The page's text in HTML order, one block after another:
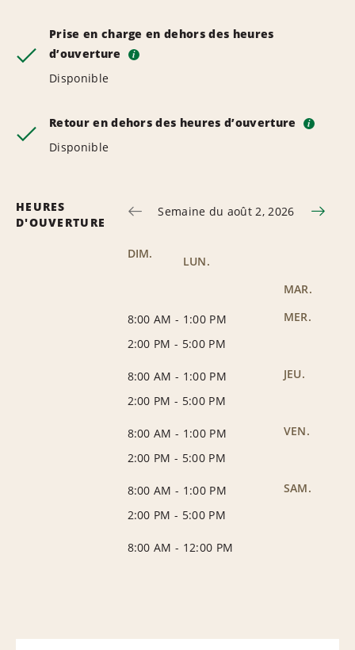
Prise en charge en dehors des heures
d’ouverture
i
Disponible
Retour en dehors des heures d’ouverture i
Disponible
HEURES
D'OUVERTURE
Semaine du août 2, 2026
DIM.
LUN.
MAR.
8:00 AM - 1:00 PM
2:00 PM - 5:00 PM
MER.
8:00 AM - 1:00 PM
2:00 PM - 5:00 PM
JEU.
8:00 AM - 1:00 PM
2:00 PM - 5:00 PM
VEN.
8:00 AM - 1:00 PM
2:00 PM - 5:00 PM
SAM.
8:00 AM - 12:00 PM